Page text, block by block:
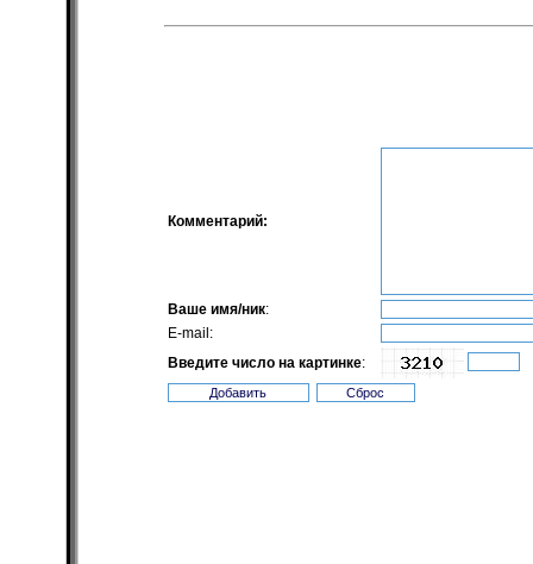
Комментарий:
Ваше имя/ник:
E-mail:
Введите число на картинке: